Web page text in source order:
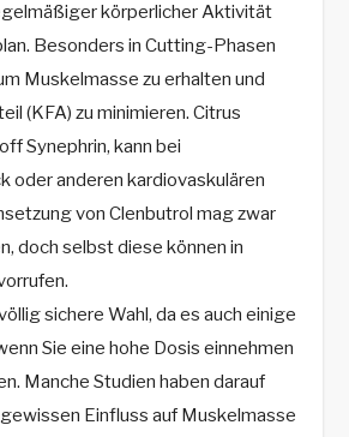
körperlicher Aktivität
Besonders in Cutting-Phasen
Muskelmasse zu erhalten und
(KFA) zu minimieren. Citrus
Synephrin, kann bei
oder anderen kardiovaskulären
von Clenbutrol mag zwar
doch selbst diese können in
sichere Wahl, da es auch einige
Sie eine hohe Dosis einnehmen
Manche Studien haben darauf
Einfluss auf Muskelmasse